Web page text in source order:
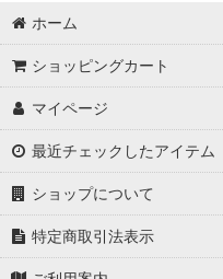
ホーム
ショッピングカート
マイページ
最近チェックしたアイテム
ショップについて
特定商取引法表示